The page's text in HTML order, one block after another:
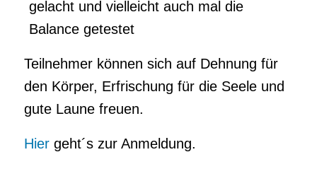
gelacht und vielleicht auch mal die
Balance getestet
Teilnehmer können sich auf Dehnung für
den Körper, Erfrischung für die Seele und
gute Laune freuen.
Hiergeht´s zur Anmeldung.